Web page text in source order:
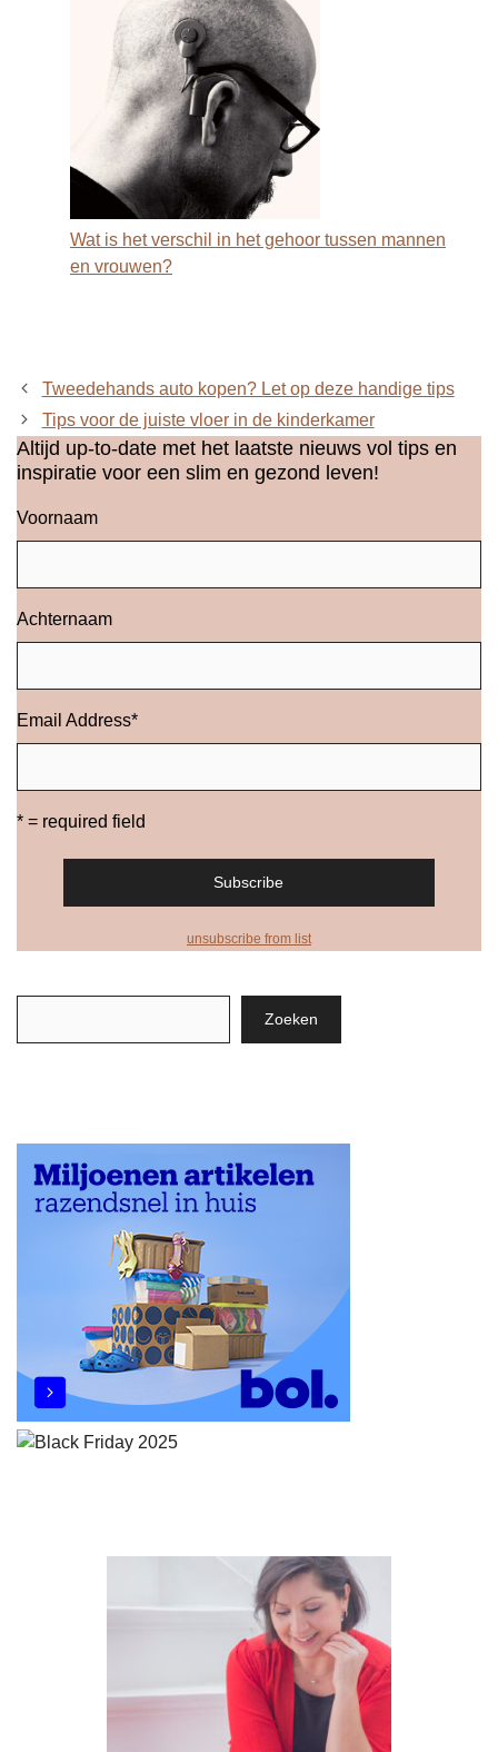
Wat is het verschil in het gehoor tussen mannen
en vrouwen?
Tweedehands auto kopen? Let op deze handige tips
Tips voor de juiste vloer in de kinderkamer
Altijd up-to-date met het laatste nieuws vol tips en
inspiratie voor een slim en gezond leven!
Voornaam
Achternaam
Email Address*
* = required field
unsubscribe from list
Zoeken